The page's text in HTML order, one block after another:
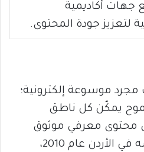
جهات أكاديمية
لتعزيز جودة المحتوى.
موسوعة إلكترونية؛
يمكّن كل ناطق
محتوى معرفي موثوق
وسهل الفهم. بتأسيسه في الأردن عام 2010،